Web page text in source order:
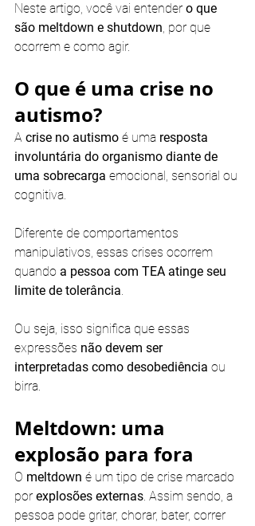
Neste artigo, você vai entender o que
são meltdown e shutdown, por que
ocorrem e como agir.
O que é uma crise no
autismo?
A crise no autismo é uma resposta
involuntária do organismo diante de
uma sobrecarga emocional, sensorial ou
cognitiva.
Diferente de comportamentos
manipulativos, essas crises ocorrem
quando a pessoa com TEA atinge seu
limite de tolerância.
Ou seja, isso significa que essas
expressões não devem ser
interpretadas como desobediência ou
birra.
Meltdown: uma
explosão para fora
O meltdown é um tipo de crise marcado
por explosões externas. Assim sendo, a
pessoa pode gritar, chorar, bater, correr